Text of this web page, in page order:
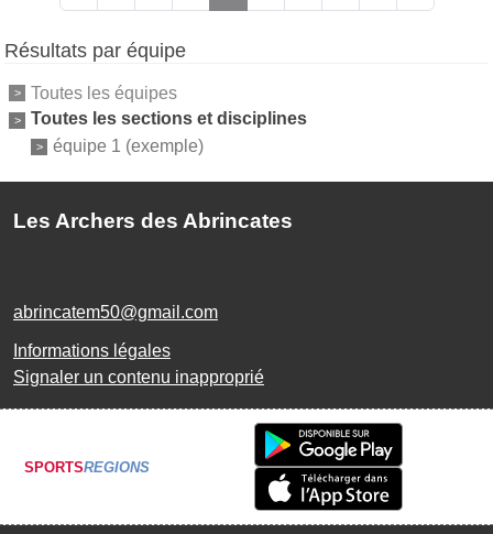
Résultats par équipe
Toutes les équipes
Toutes les sections et disciplines
équipe 1 (exemple)
Les Archers des Abrincates
abrincatem50@gmail.com
Informations légales
Signaler un contenu inapproprié
SPORTSREGIONS